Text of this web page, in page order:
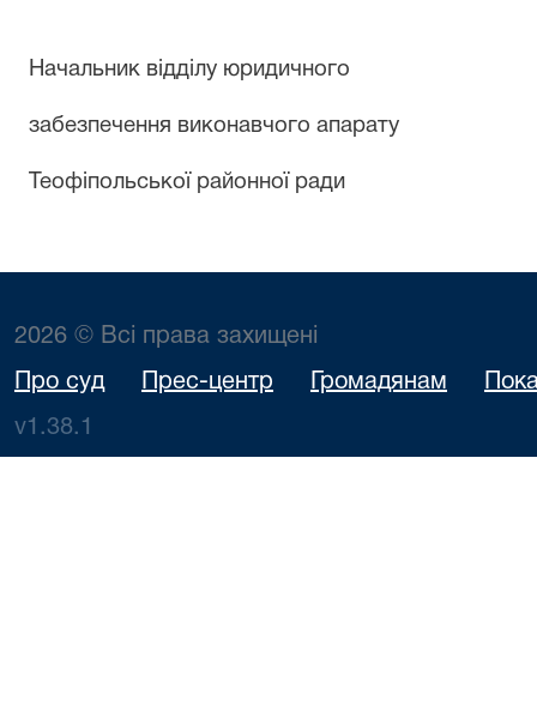
Начальник відділу юридичного
забезпечення виконавчого апарату
Теофіпольської
2026 © Всі права захищені
Про суд Прес-центр Громадянам
v1.38.1